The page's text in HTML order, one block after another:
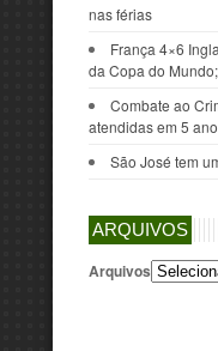
nas férias
França 4×6
da Copa do
Combate ao
atendidas em 5
São José tem
ARQUIVOS
Arquivos